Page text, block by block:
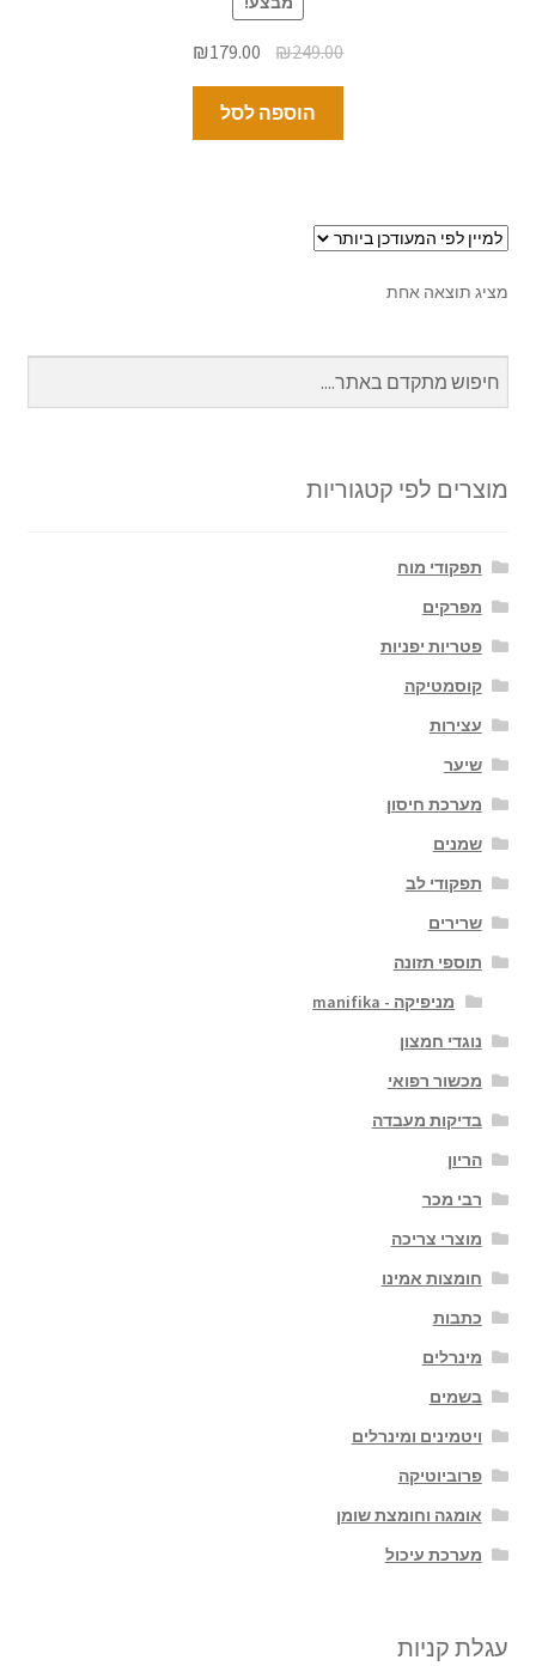
₪249.00
₪179.00
הוספה לסל
מציג תוצאה אחת
מוצרים לפי קטגוריות
תפקודי מוח
מפרקים
פטריות יפניות
קוסמטיקה
עצירות
שיער
מערכת חיסון
שמנים
תפקודי לב
שרירים
תוספי תזונה
מניפיקה - manifika
נוגדי חמצון
מכשור רפואי
בדיקות מעבדה
הריון
רבי מכר
מוצרי צריכה
חומצות אמינו
כתבות
מינרלים
בשמים
ויטמינים ומינרלים
פרוביוטיקה
אומגה וחומצת שומן
מערכת עיכול
עגלת קניות